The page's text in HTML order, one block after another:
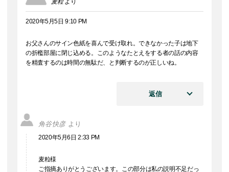
麦粒 より
2020年5月5日 9:10 PM
お父さんのサイン色紙を喜んで受け取れ。できなかった子は地下
の折檻部屋に閉じ込める。このようなたとえをする者の話の内容
を精査するのは時間の無駄だ、と判断するのが正しいね。
返信
角谷快彦 より
2020年5月6日 2:33 PM
麦粒様
ご指摘ありがとうございます。この部分は私の説明不足だっ